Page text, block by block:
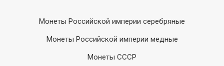
Монеты Российской империи серебряные
Монеты Российской империи медные
Монеты СССР